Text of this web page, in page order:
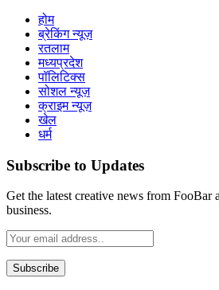
होम
ब्रेकिंग न्यूज़
रतलाम
मध्यप्रदेश
पॉलिटिक्स
सोशल न्यूज़
क्राइम न्यूज़
खेल
धर्म
Subscribe to Updates
Get the latest creative news from FooBar
business.